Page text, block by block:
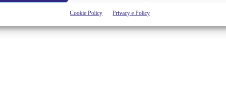
Cookie Policy Privacy e Policy